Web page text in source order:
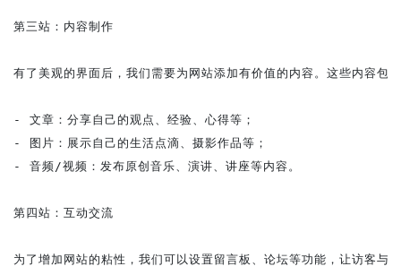
第三站：内容制作
有了美观的界面后，我们需要为网站添加有价值的内容。这些内容包
- 文章：分享自己的观点、经验、心得等；
- 图片：展示自己的生活点滴、摄影作品等；
- 音频/视频：发布原创音乐、演讲、讲座等内容。
第四站：互动交流
为了增加网站的粘性，我们可以设置留言板、论坛等功能，让访客